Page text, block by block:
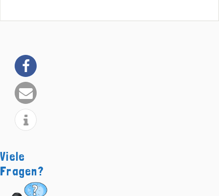
Viele
Fragen?